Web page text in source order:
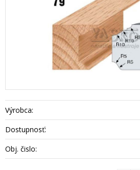
Výrobca:
Dostupnosť:
Obj. čislo: